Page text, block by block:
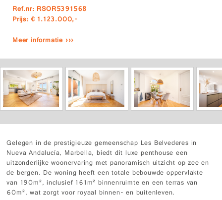
Ref.nr: RSOR5391568
Prijs: € 1.123.000,-
Meer informatie ›››
Gelegen in de prestigieuze gemeenschap Les Belvederes in
Nueva Andalucía, Marbella, biedt dit luxe penthouse een
uitzonderlijke woonervaring met panoramisch uitzicht op zee en
de bergen. De woning heeft een totale bebouwde oppervlakte
van 190m², inclusief 161m² binnenruimte en een terras van
60m², wat zorgt voor royaal binnen- en buitenleven.